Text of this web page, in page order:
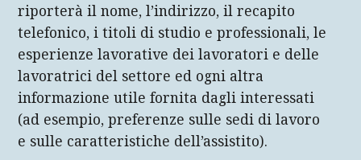
riporterà il nome, l’indirizzo, il recapito
telefonico, i titoli di studio e professionali, le
esperienze lavorative dei lavoratori e delle
lavoratrici del settore ed ogni altra
informazione utile fornita dagli interessati
(ad esempio, preferenze sulle sedi di lavoro
e sulle caratteristiche dell’assistito).